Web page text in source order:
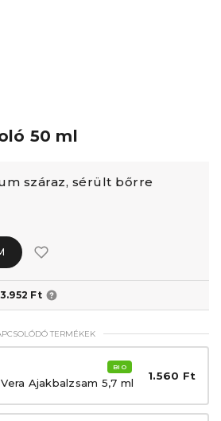
50 ml
száraz, sérült bőrre
3.952 Ft
TERMÉKEK
BIO
Ajakbalzsam 5,7 ml
1.560 Ft